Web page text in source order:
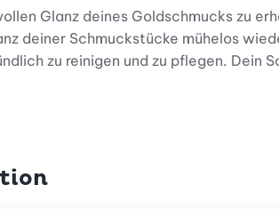
Glanz deines Goldschmucks zu
deiner Schmuckstücke mühelos
zu reinigen und zu pflegen. Dein
Staub, Fingerabdrücke und